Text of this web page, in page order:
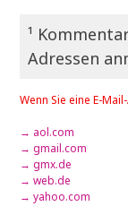
¹
Adressen
Wenn Sie eine E-
→ aol.com
→ gmail.com
→ gmx.de
→ web.de
→ yahoo.com